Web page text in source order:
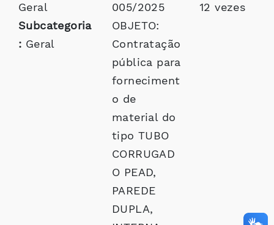
Geral
Subcategoria
: Geral
005/2025
OBJETO:
Contratação
pública para
forneciment
o de
material do
tipo TUBO
CORRUGAD
O PEAD,
PAREDE
DUPLA,
12 vezes